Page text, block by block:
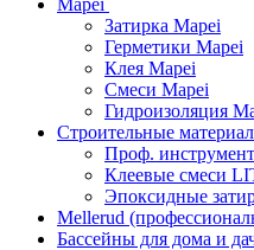
Затирка Mapei
Герметики Mapei
Клея Mapei
Смеси Mapei
Гидроизоляция
Строительные
Проф. инструмент
Клеевые смеси
Эпоксидные
Mellerud
Бассейны для дома и